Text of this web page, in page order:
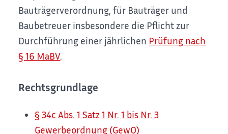
Bauträgerverordnung, für Bauträger und
Baubetreuer insbesondere die Pflicht zur
Durchführung einer jährlichen Prüfung nach
§ 16 MaBV.
Rechtsgrundlage
§ 34c Abs. 1 Satz 1 Nr. 1 bis Nr. 3
Gewerbeordnung (GewO)